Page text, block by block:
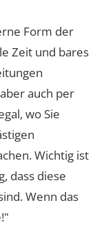
Form der
Zeit und bares
auch per
wo Sie
Wichtig ist
dass diese
Wenn das